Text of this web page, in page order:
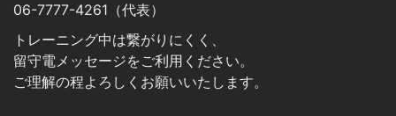
06-7777-4261（代表）
トレーニング中は繋がりにくく、
留守電メッセージをご利用ください。
ご理解の程よろしくお願いいたします。